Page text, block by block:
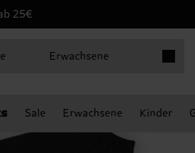
25€
Erwachsene
Sale Erwachsene Kinder